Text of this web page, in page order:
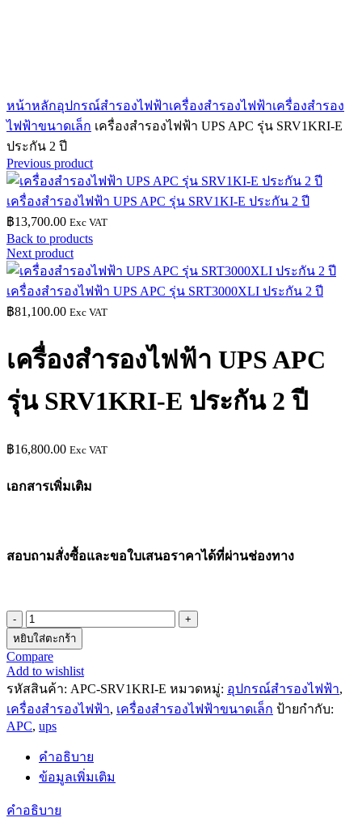
หน้าหลักอุปกรณ์สำรองไฟฟ้าเครื่องสำรองไฟฟ้าเครื่องสำรอง
ไฟฟ้าขนาดเล็ก เครื่องสำรองไฟฟ้า UPS APC รุ่น SRV1KRI-E
ประกัน 2 ปี
Previous product
เครื่องสำรองไฟฟ้า UPS APC รุ่น SRV1KI-E ประกัน 2 ปี
฿13,700.00 Exc VAT
Back to products
Next product
เครื่องสำรองไฟฟ้า UPS APC รุ่น SRT3000XLI ประกัน 2 ปี
฿81,100.00 Exc VAT
เครื่องสำรองไฟฟ้า UPS APC
รุ่น SRV1KRI-E ประกัน 2 ปี
฿16,800.00 Exc VAT
เอกสารเพิ่มเติม
สอบถามสั่งซื้อและขอใบเสนอราคาได้ที่ผ่านช่องทาง
หยิบใส่ตะกร้า
Compare
Add to wishlist
รหัสสินค้า: APC-SRV1KRI-E หมวดหมู่: อุปกรณ์สำรองไฟฟ้า,
เครื่องสำรองไฟฟ้า, เครื่องสำรองไฟฟ้าขนาดเล็ก ป้ายกำกับ:
APC, ups
คำอธิบาย
ข้อมูลเพิ่มเติม
คำอธิบาย